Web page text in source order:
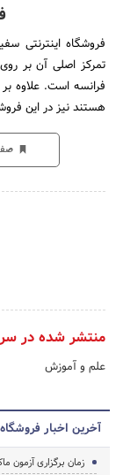
فروشگاه اینترنتی
تمرکز اصلی آن بر
فرانسه است. علاوه
هستند نیز در این
منتشر شده در
علم و آموزش
آخرین اخبار
زمان برگزاری آزمون